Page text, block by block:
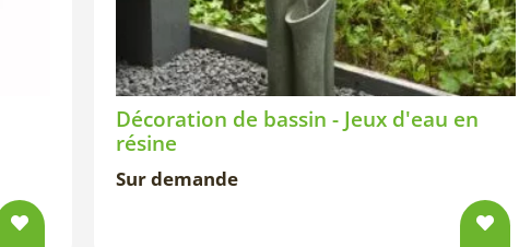
Décoration de bassin - Jeux d'eau en
résine
Sur demande